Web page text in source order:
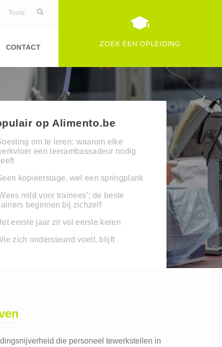
Tools
CONTACT ZOEK EEN OPLEIDING
op Alimento.be
om te leren: waarom elke
een leerambassadeur nodig
kopieerstage, wel een springplank
mild voor trainees’: de beste
beginnen bij zichzelf
eerste jaar zit vol eerste keren
zich ondersteund voelt, blijft
die personeel tewerkstellen in